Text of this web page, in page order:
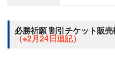
必勝祈願 割引チケット販
（※2月24日追記）